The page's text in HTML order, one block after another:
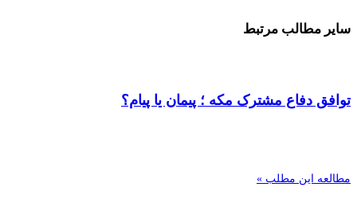
سایر مطالب مرتبط
توافق دفاع مشترک مکه ؛ پیمان یا پیام؟
مطالعه این مطلب »